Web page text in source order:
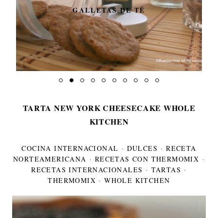
GALLETAS DE TÉ
TARTA NEW YORK CHEESECAKE WHOLE
KITCHEN
COCINA INTERNACIONAL · DULCES ·RECETA
NORTEAMERICANA · RECETAS CON THERMOMIX ·
RECETAS INTERNACIONALES · TARTAS ·
THERMOMIX ·WHOLE KITCHEN